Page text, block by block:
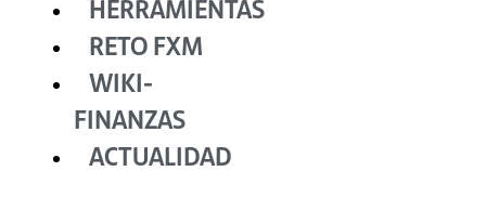
HERRAMIENTAS
RETO FXM
WIKI-
FINANZAS
ACTUALIDAD